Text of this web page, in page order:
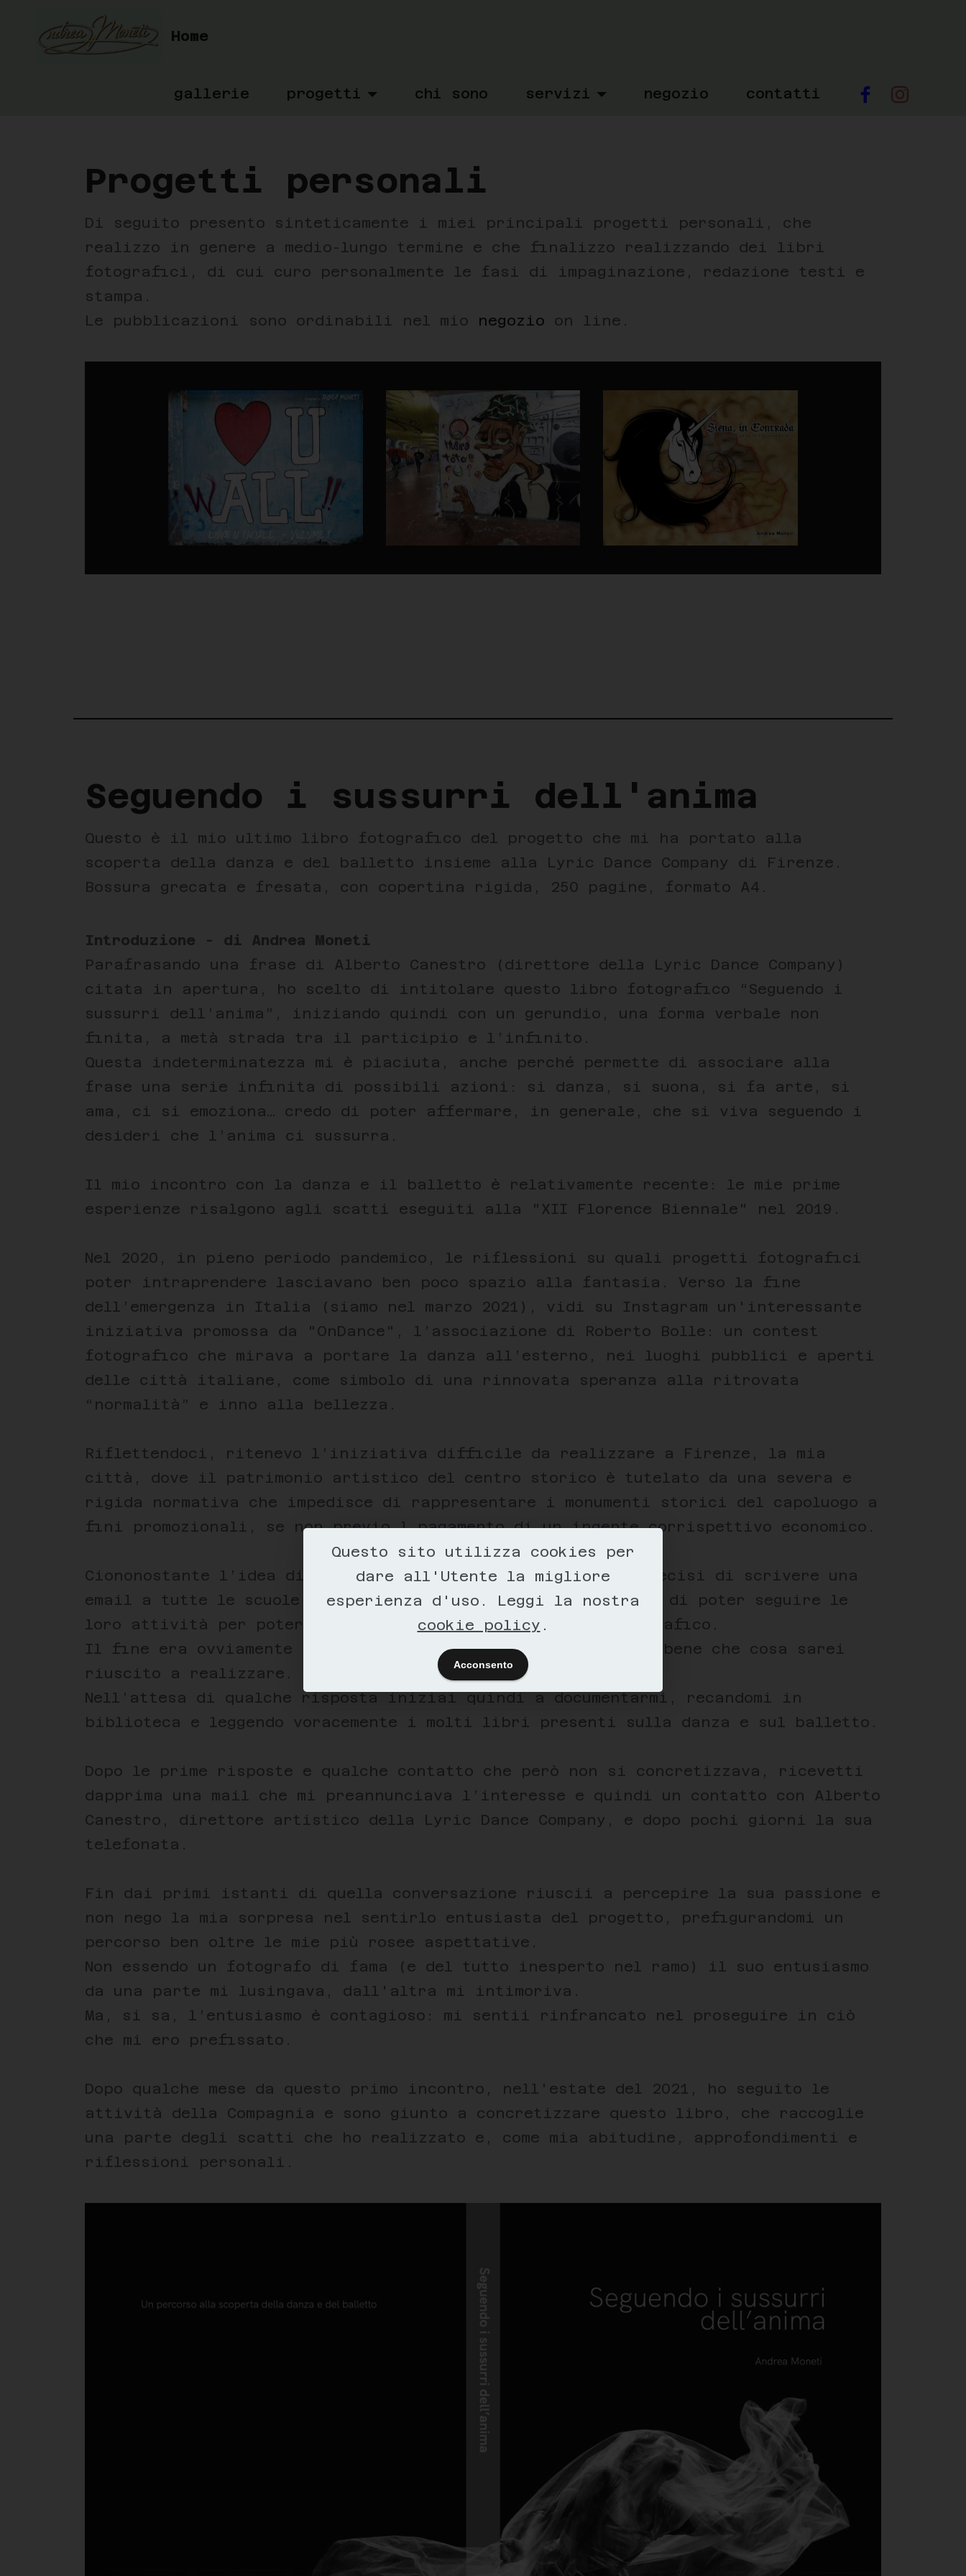
Home
gallerie progetti chi sono servizi negozio contatti
Progetti personali
Di seguito presento sinteticamente i miei principali progetti personali, che
realizzo in genere a medio-lungo termine e che finalizzo realizzando dei libri
fotografici, di cui curo personalmente le fasi di impaginazione, redazione testi e
stampa.
Le pubblicazioni sono ordinabili nel mio negozio on line.
Seguendo i sussurri dell'anima
Questo è il mio ultimo libro fotografico del progetto che mi ha portato alla
scoperta della danza e del balletto insieme alla Lyric Dance Company di Firenze.
Bossura grecata e fresata, con copertina rigida, 250 pagine, formato A4.
Introduzione - di Andrea Moneti
Parafrasando una frase di Alberto Canestro (direttore della Lyric Dance Company)
citata in apertura, ho scelto di intitolare questo libro fotografico “Seguendo i
sussurri dell’anima”, iniziando quindi con un gerundio, una forma verbale non
finita, a metà strada tra il participio e l’infinito.
Questa indeterminatezza mi è piaciuta, anche perché permette di associare alla
frase una serie infinita di possibili azioni: si danza, si suona, si fa arte, si
ama, ci si emoziona… credo di poter affermare, in generale, che si viva seguendo i
desideri che l’anima ci sussurra.
Il mio incontro con la danza e il balletto è relativamente recente: le mie prime
esperienze risalgono agli scatti eseguiti alla "XII Florence Biennale" nel 2019.
Nel 2020, in pieno periodo pandemico, le riflessioni su quali progetti fotografici
poter intraprendere lasciavano ben poco spazio alla fantasia. Verso la fine
dell’emergenza in Italia (siamo nel marzo 2021), vidi su Instagram un'interessante
iniziativa promossa da "OnDance", l’associazione di Roberto Bolle: un contest
fotografico che mirava a portare la danza all’esterno, nei luoghi pubblici e aperti
delle città italiane, come simbolo di una rinnovata speranza alla ritrovata
“normalità” e inno alla bellezza.
Riflettendoci, ritenevo l’iniziativa difficile da realizzare a Firenze, la mia
città, dove il patrimonio artistico del centro storico è tutelato da una severa e
rigida normativa che impedisce di rappresentare i monumenti storici del capoluogo a
fini promozionali, se non previo l pagamento di un ingente corrispettivo economico.
Ciononostante l’idea di fotografare la danza mi attirava e decisi di scrivere una
email a tutte le scuole dell’hinterland fiorentino, chiedendo di poter seguire le
loro attività per poter sviluppare un qualche progetto fotografico.
Il fine era ovviamente in divenire, dovendo io stesso capire bene che cosa sarei
riuscito a realizzare.
Nell’attesa di qualche risposta iniziai quindi a documentarmi, recandomi in
biblioteca e leggendo voracemente i molti libri presenti sulla danza e sul balletto.
Dopo le prime risposte e qualche contatto che però non si concretizzava, ricevetti
dapprima una mail che mi preannunciava l’interesse e quindi un contatto con Alberto
Canestro, direttore artistico della Lyric Dance Company, e dopo pochi giorni la sua
telefonata.
Fin dai primi istanti di quella conversazione riuscii a percepire la sua passione e
non nego la mia sorpresa nel sentirlo entusiasta del progetto, prefigurandomi un
percorso ben oltre le mie più rosee aspettative.
Non essendo un fotografo di fama (e del tutto inesperto nel ramo) il suo entusiasmo
da una parte mi lusingava, dall'altra mi intimoriva.
Ma, si sa, l’entusiasmo è contagioso: mi sentii rinfrancato nel proseguire in ciò
che mi ero prefissato.
Dopo qualche mese da questo primo incontro, nell'estate del 2021, ho seguito le
attività della Compagnia e sono giunto a concretizzare questo libro, che raccoglie
una parte degli scatti che ho realizzato e, come mia abitudine, approfondimenti e
riflessioni personali.
Questo sito utilizza cookies per
dare all'Utente la migliore
esperienza d'uso. Leggi la nostra
cookie policy .
Acconsento